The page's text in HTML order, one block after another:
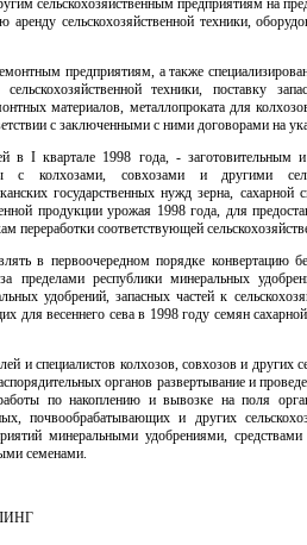
сельскохозяйственной техники,
предприятиям, а также
техники, поставку
материалов, металлопроката для
с заключенными с ними договорами на
в I квартале 1998 года, - заготовительным
с колхозами, совхозами и другими
государственных нужд зерна, сахарной
продукции урожая 1998 года, для
переработки соответствующей
в первоочередном порядке конвертацию
пределами республики минеральных
удобрений, запасных частей к
для весеннего сева в 1998 году семян
и специалистов колхозов, совхозов и других
органов развертывание и
по накоплению и вывозке на поля
почвообрабатывающих и других
минеральными удобрениями,
семенами.